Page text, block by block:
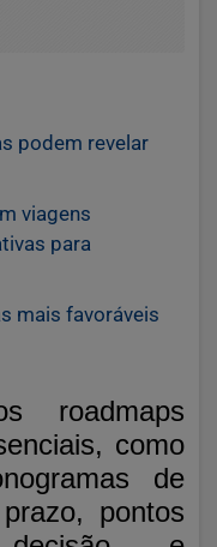
podem revelar
viagens
para
mais favoráveis
roadmaps
como
de
pontos